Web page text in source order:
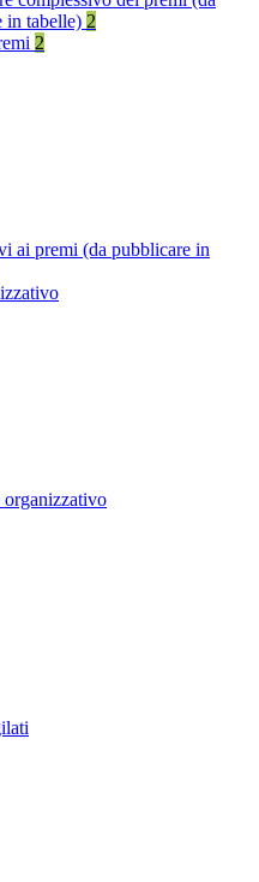
in tabelle) 2
2
ai premi (da pubblicare in
organizzativo